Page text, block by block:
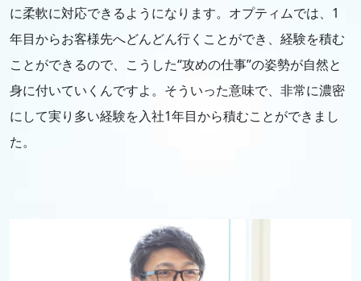
に柔軟に対応できるようになります。オプティムでは、1
年目からお客様先へどんどん行くことができ、経験を積む
ことができるので、こうした“攻めの仕事”の姿勢が自然と
身に付いていくんですよ。そういった意味で、非常に濃密
にして実り多い経験を入社1年目から積むことができまし
た。